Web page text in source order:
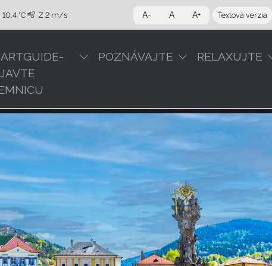
10.4 °C Z 2 m/s A- A A+ Textová verzia
POZNÁVAJTE RELAXUJTE